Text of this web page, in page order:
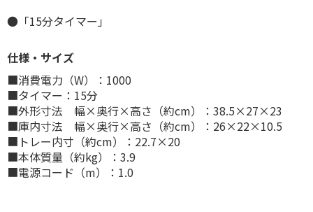
●「15分タイマー」
仕様・サイズ
■消費電力（W）：1000
■タイマー：15分
■外形寸法 幅×奥行×高さ（約cm）：38.5×27×23
■庫内寸法 幅×奥行×高さ（約cm）：26×22×10.5
■トレー内寸（約cm）：22.7×20
■本体質量（約kg）：3.9
■電源コード（m）：1.0